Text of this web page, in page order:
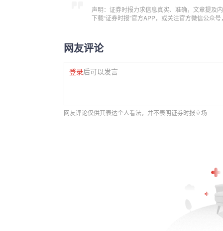
声明：证券时报力求信息真实、准确，文章提及
下载“证券时报”官方APP，或关注官方微信公众
网友评论
登录后可以发言
网友评论仅供其表达个人看法，并不表明证券时报立场